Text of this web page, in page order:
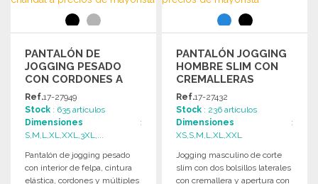
PANTALÓN DE
JOGGING PESADO
CON CORDONES A
PRECIOS DE
MAYORISTA
Ref.17-27949
Stock : 635 artículos
Dimensiones :
S,M,L,XL,XXL,3XL,...
Pantalón de jogging pesado
con interior de felpa, cintura
elástica, cordones y múltiples
PANTALÓN JOGGING
HOMBRE SLIM CON
CREMALLERAS
Ref.17-27432
Stock : 236 artículos
Dimensiones :
XS,S,M,L,XL,XXL
Jogging masculino de corte
slim con dos bolsillos laterales
con cremallera y apertura con